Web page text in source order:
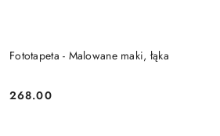
Fototapeta - Malowane maki, łąka
Cena:
268.00